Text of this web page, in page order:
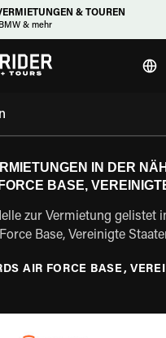
& TOUREN
& mehr
IN DER
BASE,
zur Vermietung gelistet
Base, Vereinigte
AIR FORCE BASE,